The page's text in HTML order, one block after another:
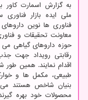
به گزارش اسمارت کاور
ملی ایده بازار
فناوری ها نوین
معاونت تحقیقات و
حوزه داروهای گیاهی
رقابتی رویداد جهت
اقدام نمایند. همین
طبیعی، مکمل ها و
بنیان شاخص هستند می